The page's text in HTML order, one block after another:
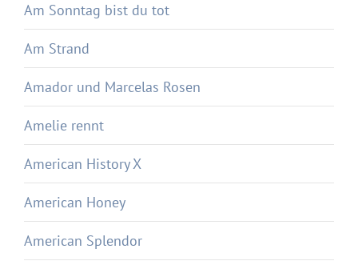
Am Sonntag bist du tot
Am Strand
Amador und Marcelas Rosen
Amelie rennt
American History X
American Honey
American Splendor